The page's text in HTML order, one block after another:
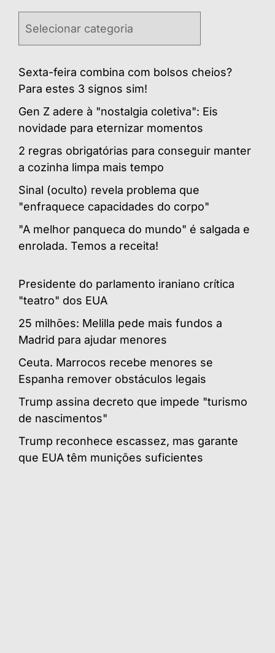
Sexta-feira combina com bolsos cheios?
Para estes 3 signos sim!
Gen Z adere à "nostalgia coletiva": Eis
novidade para eternizar momentos
2 regras obrigatórias para conseguir manter
a cozinha limpa mais tempo
Sinal (oculto) revela problema que
"enfraquece capacidades do corpo"
"A melhor panqueca do mundo" é salgada e
enrolada. Temos a receita!
Presidente do parlamento iraniano crítica
"teatro" dos EUA
25 milhões: Melilla pede mais fundos a
Madrid para ajudar menores
Ceuta. Marrocos recebe menores se
Espanha remover obstáculos legais
Trump assina decreto que impede "turismo
de nascimentos"
Trump reconhece escassez, mas garante
que EUA têm munições suficientes